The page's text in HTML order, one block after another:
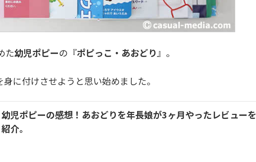
た幼児ポピーの『ポピっこ・あおどり 』。
に付けさせようと思い始めました。
幼児ポピーの感想！あおどりを年長娘が3ヶ月やったレビューを
紹介。